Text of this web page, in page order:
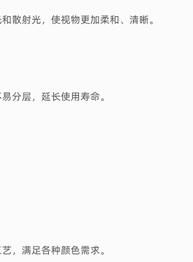
散射光，使视物更加柔和、清晰。
分层，延长使用寿命。
，满足各种颜色需求。